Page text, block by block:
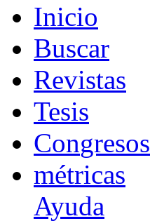
Inicio
Buscar
Revistas
Tesis
Congresos
métricas
Ayuda